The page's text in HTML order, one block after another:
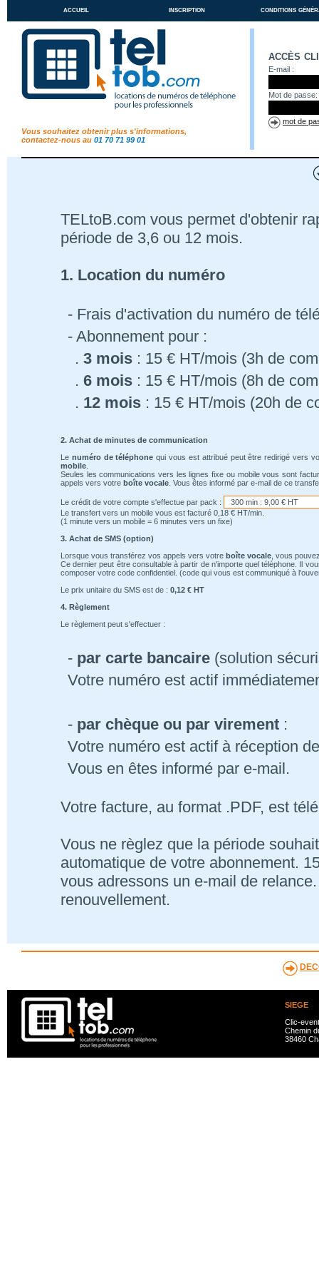
accueil inscription conditions
Vous souhaitez obtenir plus s'informations,
contactez-nous au 01 70 71 99 01
accès
E-mail :
Mot de passe:
mot de
TELtoB.com vous permet d'obtenir
période de 3,6 ou 12 mois.
1. Location du numéro
- Frais d'activation du numéro de
- Abonnement pour :
. 3 mois : 15 € HT/mois (3h de
. 6 mois : 15 € HT/mois (8h de
. 12 mois : 15 € HT/mois (20h de
2. Achat de minutes de communication
Le numéro de téléphone qui vous est attribué peut être redirigé vers
mobile
Seules les communications vers les lignes fixe ou mobile vous sont
appels vers votre boîte vocale . Vous êtes informé par e-mail de ce
Le crédit de votre compte s'effectue par pack :
Le transfert vers un mobile vous est facturé 0,18 € HT/min.
(1 minute vers un mobile = 6 minutes vers un fixe)
3. Achat de SMS (option)
Lorsque vous transférez vos appels vers votre boîte vocale , vous
Ce dernier peut être consultable à partir de n'importe quel téléphone. Il
composer votre code confidentiel. (code qui vous est communiqué à
Le prix unitaire du SMS est de : 0,12 € HT
4. Règlement
Le règlement peut s'effectuer :
- par carte bancaire (solution
Votre numéro est actif
- par chèque ou par virement :
Votre numéro est actif à réception
Vous en êtes informé par e-mail.
Votre facture, au format .PDF, est
Vous ne règlez que la période
automatique de votre abonnement.
vous adressons un e-mail de
renouvellement.
SIEGE
Clic-
Chemin
38460